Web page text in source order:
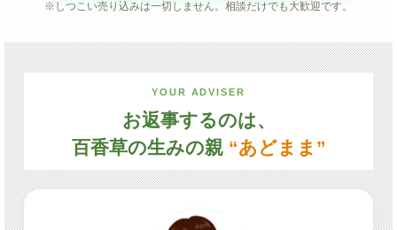
※しつこい売り込みは一切しません。相談だけでも大歓迎です。
YOUR ADVISER
お返事するのは、
百香草の生みの親 “あどまま”